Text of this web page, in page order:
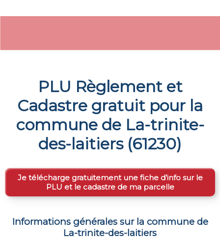
PLU Règlement et
Cadastre gratuit pour la
commune de La-trinite-
des-laitiers(61230)
Je télécharge gratuitement une fiche d’info sur le
PLU et le cadastre de ma parcelle
Informations générales sur la commune de
La-trinite-des-laitiers